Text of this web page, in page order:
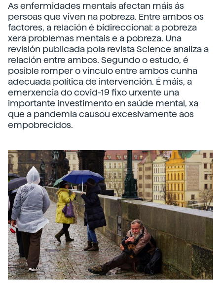
As enfermidades mentais afectan máis ás
persoas que viven na pobreza. Entre ambos os
factores, a relación é bidireccional: a pobreza
xera problemas mentais e a pobreza. Una
revisión publicada pola revista Science analiza a
relación entre ambos. Segundo o estudo, é
posible romper o vínculo entre ambos cunha
adecuada política de intervención. É máis, a
emerxencia do covid-19 fixo urxente una
importante investimento en saúde mental, xa
que a pandemia causou excesivamente aos
empobrecidos.